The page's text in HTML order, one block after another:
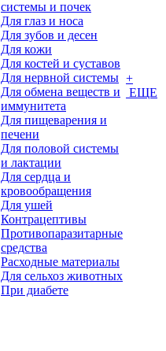
системы и почек
Для глаз и носа
Для зубов и десен
Для кожи
Для костей и суставов
Для нервной системы
Для обмена веществ и
иммунитета
Для пищеварения и
печени
Для половой системы
и лактации
Для сердца и
кровообращения
Для ушей
Контрацептивы
Противопаразитарные
средства
Расходные материалы
Для сельхоз животных
При диабете
+
ЕЩЕ